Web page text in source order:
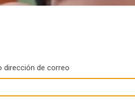
dirección de correo